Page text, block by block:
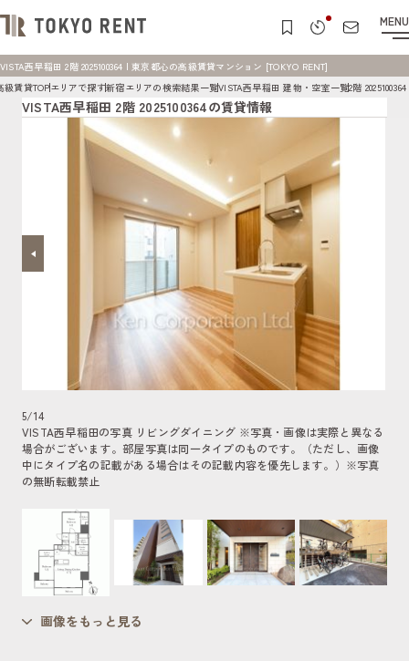
MENU
VISTA西早稲田 2階 2025100364 | 東京都心の高級賃貸マンション [TOKYO RENT]
級賃貸TOPエリアで探す新宿エリアの検索結果一覧VISTA西早稲田 建物・空室一覧2階 2025100364
VISTA西早稲田 2階 2025100364の賃貸情報
5/14
VISTA西早稲田の写真 リビングダイニング ※写真・画像は実際と異なる
場合がございます。部屋写真は同一タイプのものです。（ただし、画像
中にタイプ名の記載がある場合はその記載内容を優先します。） ※写真
の無断転載禁止
画像をもっと見る